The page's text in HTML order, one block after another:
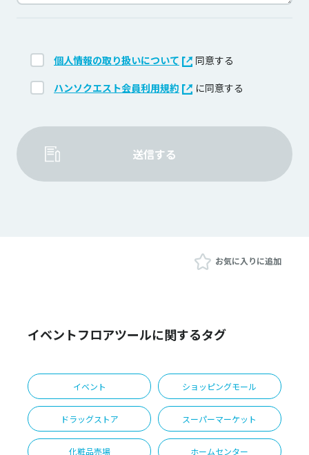
個人情報の取り扱いについて 同意する
ハンソクエスト会員利用規約 に同意する
送信する
お気に入りに追加
イベントフロアツールに関するタグ
イベント ショッピングモール
ドラッグストア スーパーマーケット
化粧品売場 ホームセンター